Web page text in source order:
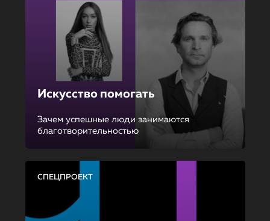
Искусство помогать
Зачем успешные люди занимаются
благотворительностью
СПЕЦПРОЕКТ